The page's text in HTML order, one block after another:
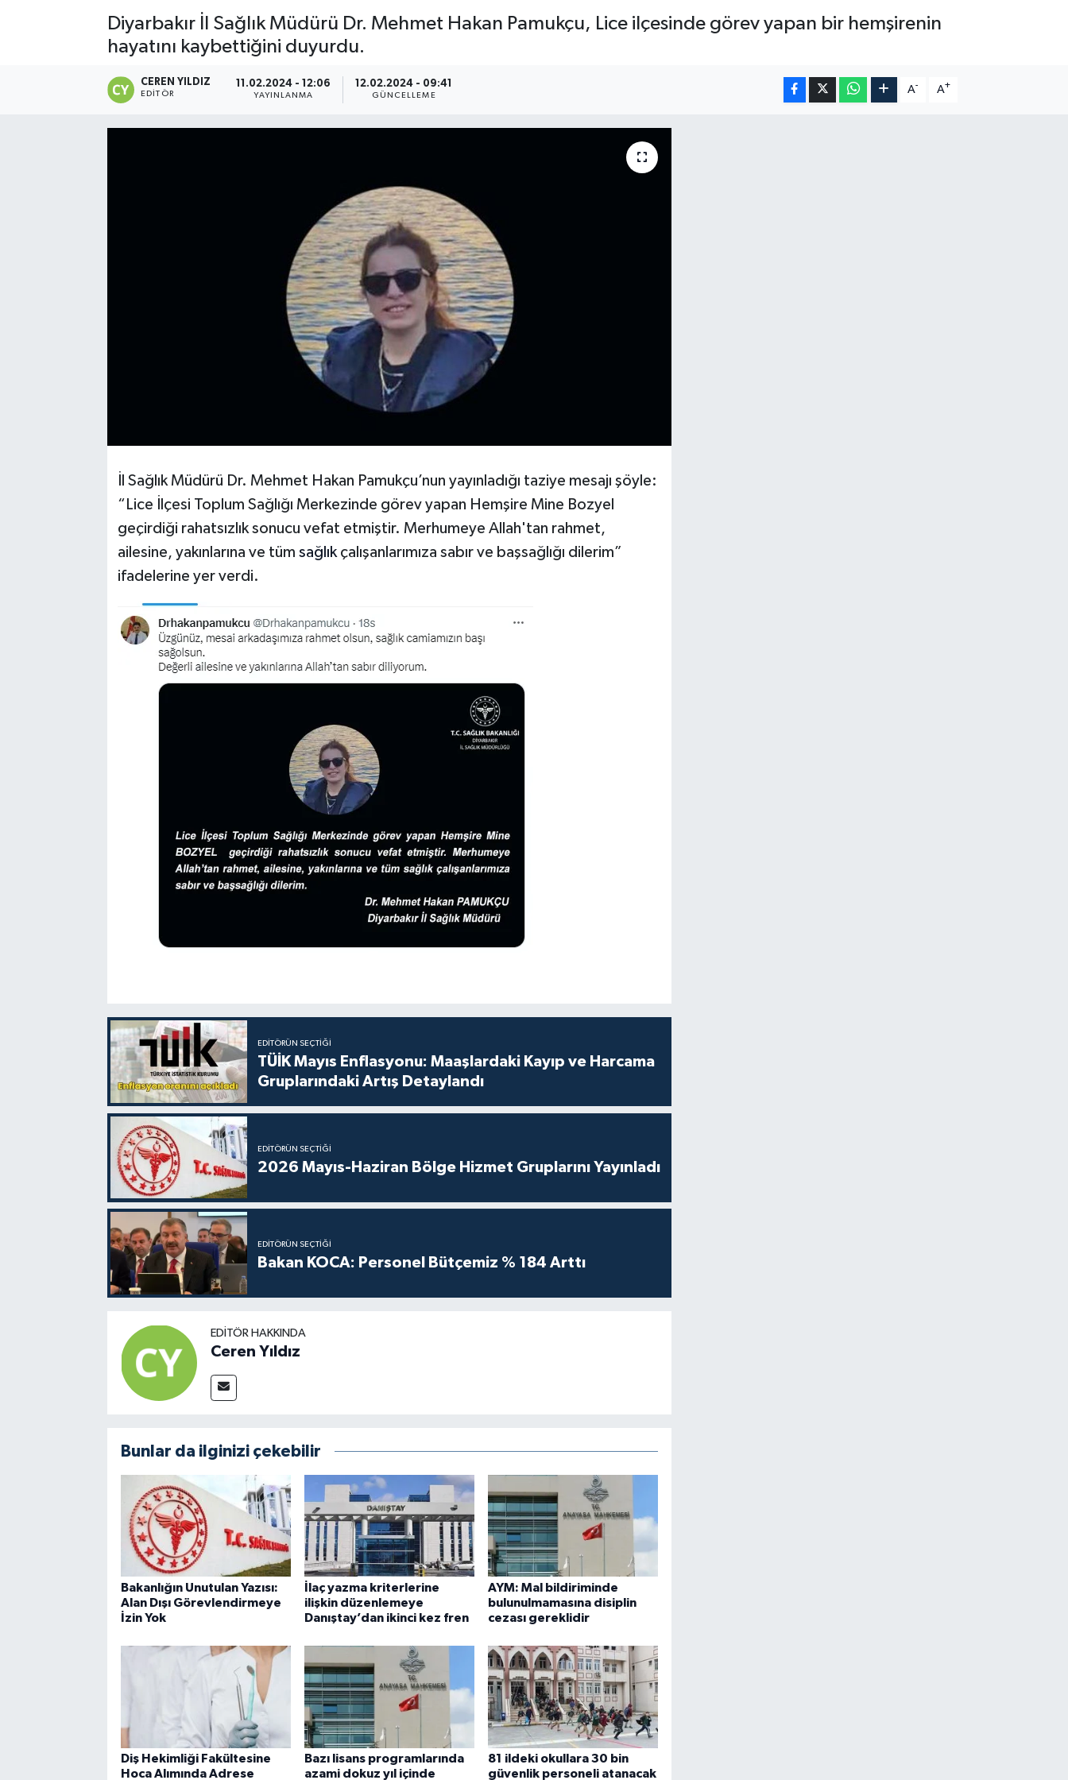
Diyarbakır İl Sağlık Müdürü Dr. Mehmet Hakan Pamukçu, Lice ilçesinde görev yapan bir hemşirenin
hayatını kaybettiğini duyurdu.
CEREN YILDIZ
EDITÖR
11.02.2024 - 12:06
YAYINLANMA
12.02.2024 - 09:41
GÜNCELLEME
A- A+
İl Sağlık Müdürü Dr. Mehmet Hakan Pamukçu’nun yayınladığı taziye mesajı şöyle:
“Lice İlçesi Toplum Sağlığı Merkezinde görev yapan Hemşire Mine Bozyel
geçirdiği rahatsızlık sonucu vefat etmiştir. Merhumeye Allah'tan rahmet,
ailesine, yakınlarına ve tüm sağlık çalışanlarımıza sabır ve başsağlığı dilerim”
ifadelerine yer verdi.
EDITÖRÜN SEÇTIĞI
TÜİK Mayıs Enflasyonu: Maaşlardaki Kayıp ve Harcama
Gruplarındaki Artış Detaylandı
EDITÖRÜN SEÇTIĞI
2026 Mayıs-Haziran Bölge Hizmet Gruplarını Yayınladı
EDITÖRÜN SEÇTIĞI
Bakan KOCA: Personel Bütçemiz % 184 Arttı
EDITÖR HAKKINDA
Ceren Yıldız
Bunlar da ilginizi çekebilir
Bakanlığın Unutulan Yazısı:
Alan Dışı Görevlendirmeye
İzin Yok
İlaç yazma kriterlerine
ilişkin düzenlemeye
Danıştay’dan ikinci kez fren
AYM: Mal bildiriminde
bulunulmamasına disiplin
cezası gereklidir
Diş Hekimliği Fakültesine
Hoca Alımında Adrese
Bazı lisans programlarında
azami dokuz yıl içinde
81 ildeki okullara 30 bin
güvenlik personeli atanacak